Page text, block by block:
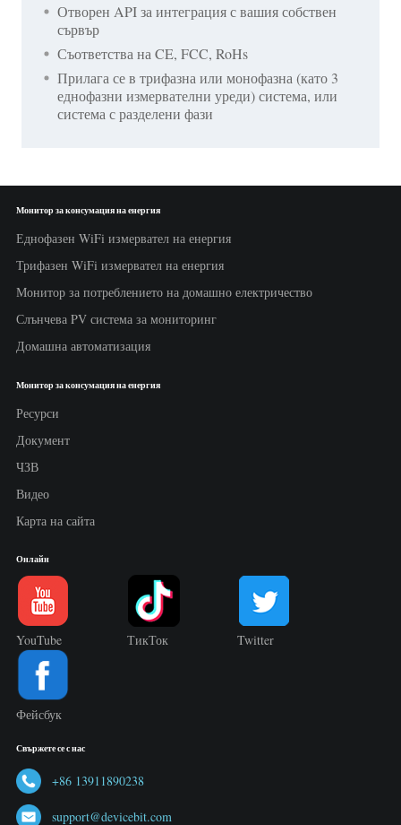
Отворен API за интеграция с вашия собствен
сървър
Съответства на CE, FCC, RoHs
Прилага се в трифазна или монофазна (като 3
еднофазни измервателни уреди) система, или
система с разделени фази
Монитор за консумация на енергия
Еднофазен WiFi измервател на енергия
Трифазен WiFi измервател на енергия
Монитор за потреблението на домашно електричество
Слънчева PV система за мониторинг
Домашна автоматизация
Монитор за консумация на енергия
Ресурси
Документ
ЧЗВ
Видео
Карта на сайта
Онлайн
YouTube ТикТок Twitter
Фейсбук
Свържете се с нас
+86 13911890238
support@devicebit.com